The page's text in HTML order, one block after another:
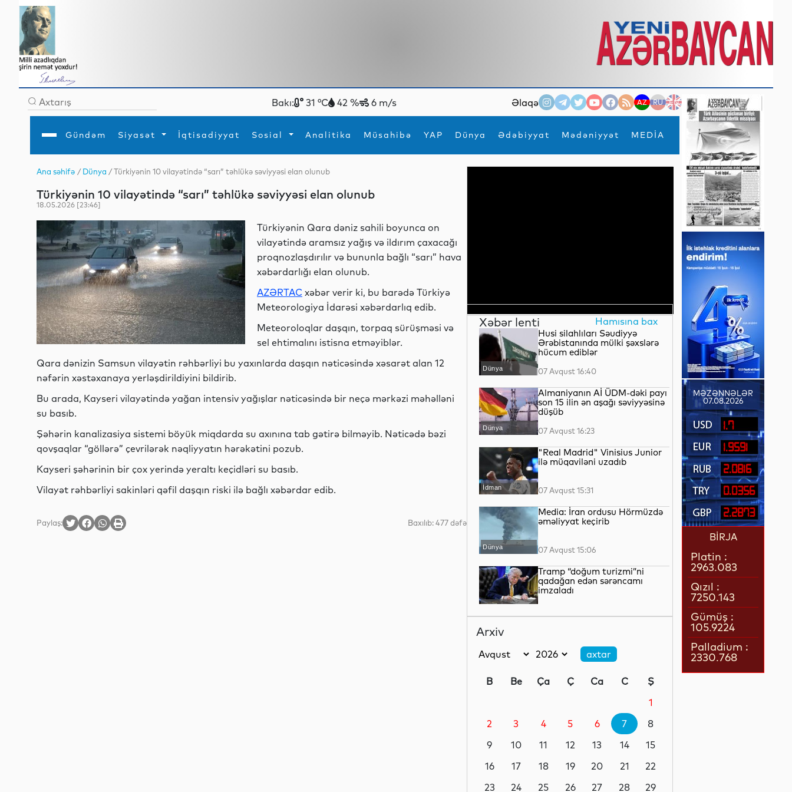
Bakı: 31 °C 42 % 6 m/s Əlaqə AZ RU EN
Gündəm Siyasət İqtisadiyyat Sosial Analitika Müsahibə YAP Dünya Ədəbiyyat Mədəniyyət MEDİA
×
Gündəm
İqtisadiyyat
Analitika
Mədəniyyət
Müsahibə
MEDİA
Xarici siyasətTurizm
Hadisə
Diaspor
İdmanYeni texnologiyalar
Ana səhifə /Dünya / Türkiyənin 10 vilayətində “sarı” təhlükə səviyyəsi elan olunub
Türkiyənin 10 vilayətində “sarı” təhlükə səviyyəsi elan olunub
18.05.2026 [23:46]
Türkiyənin Qara dəniz sahili boyunca on
vilayətində aramsız yağış və ildırım çaxacağı
proqnozlaşdırılır və bununla bağlı “sarı” hava
xəbərdarlığı elan olunub.
AZƏRTAC xəbər verir ki, bu barədə Türkiyə
Meteorologiya İdarəsi xəbərdarlıq edib.
Meteoroloqlar daşqın, torpaq sürüşməsi və
sel ehtimalını istisna etməyiblər.
Qara dənizin Samsun vilayətin rəhbərliyi bu yaxınlarda daşqın nəticəsində xəsarət alan 12
nəfərin xəstəxanaya yerləşdirildiyini bildirib.
Bu arada, Kayseri vilayətində yağan intensiv yağışlar nəticəsində bir neçə mərkəzi məhəlləni
su basıb.
Şəhərin kanalizasiya sistemi böyük miqdarda su axınına tab gətirə bilməyib. Nəticədə bəzi
qovşaqlar “göllərə” çevrilərək nəqliyyatın hərəkətini pozub.
Kayseri şəhərinin bir çox yerində yeraltı keçidləri su basıb.
Vilayət rəhbərliyi sakinləri qəfil daşqın riski ilə bağlı xəbərdar edib.
Paylaş: Baxılıb: 477 dəfə
Xəbər lenti Hamısına bax
Dünya
Husi silahlıları Səudiyyə
Ərəbistanında mülki şəxslərə
hücum ediblər
07 Avqust 16:40
Dünya
Almaniyanın Aİ ÜDM-dəki payı
son 15 ilin ən aşağı səviyyəsinə
düşüb
07 Avqust 16:23
İdman
"Real Madrid" Vinisius Junior
ilə müqaviləni uzadıb
07 Avqust 15:31
Dünya
Media: İran ordusu Hörmüzdə
əməliyyat keçirib
07 Avqust 15:06
Dünya
Tramp “doğum turizmi”ni
qadağan edən sərəncamı
imzaladı
nəfər xəsarət alıb
Dünya
partladılıb, 2 nəfər həlak olub
07 Avqust 13:50
Siyasət
Azərbaycan Malayziyaya yeni
07 Avqust 13:28
Arxiv
B Be Ça Ç Ca C
Ş
1
2
3 4 5 6 7
8
9
10 11 12 13 14
15
16
17 18 19 20 21
22
23
24 25 26 27 28
29
MƏZƏNNƏLƏR
07.08.2026
1.7
1.9591
2.0816
0.0356
2.2873
BİRJA
Platin :
2963.083
Qızıl :
7250.143
Gümüş :
105.9224
Palladium :
2330.768